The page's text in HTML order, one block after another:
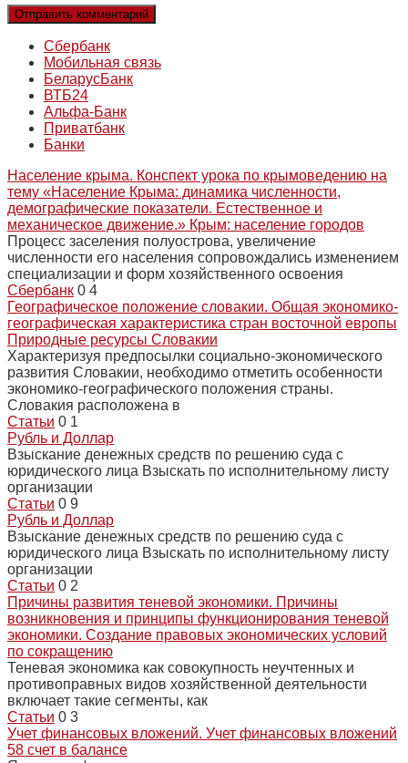
Сбербанк
Мобильная связь
БеларусБанк
ВТБ24
Альфа-Банк
Приватбанк
Банки
Население крыма. Конспект урока по крымоведению на
тему «Население Крыма: динамика численности,
демографические показатели. Естественное и
механическое движение.» Крым: население городов
Процесс заселения полуострова, увеличение
численности его населения сопровождались изменением
специализации и форм хозяйственного освоения
Сбербанк 0 4
Географическое положение словакии. Общая экономико-
географическая характеристика стран восточной европы
Природные ресурсы Словакии
Характеризуя предпосылки социально-экономического
развития Словакии, необходимо отметить особенности
экономико-географического положения страны.
Словакия расположена в
Статьи 0 1
Рубль и Доллар
Взыскание денежных средств по решению суда с
юридического лица Взыскать по исполнительному листу
организации
Статьи 0 9
Рубль и Доллар
Взыскание денежных средств по решению суда с
юридического лица Взыскать по исполнительному листу
организации
Статьи 0 2
Причины развития теневой экономики. Причины
возникновения и принципы функционирования теневой
экономики. Создание правовых экономических условий
по сокращению
Теневая экономика как совокупность неучтенных и
противоправных видов хозяйственной деятельности
включает такие сегменты, как
Статьи 0 3
Учет финансовых вложений. Учет финансовых вложений
58 счет в балансе